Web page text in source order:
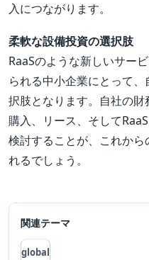
入につながります。
柔軟な設備投資の選択肢
RaaSのような新しいサー
られる中小企業にとって
択肢となります。自社の財
購入、リース、そして
検討することが、これか
れるでしょう。
関連テーマ
global